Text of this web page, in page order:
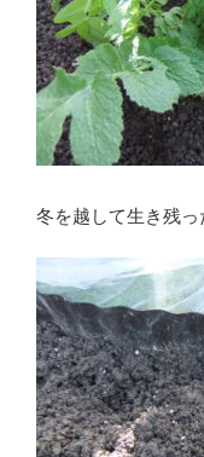
冬を越して生き残